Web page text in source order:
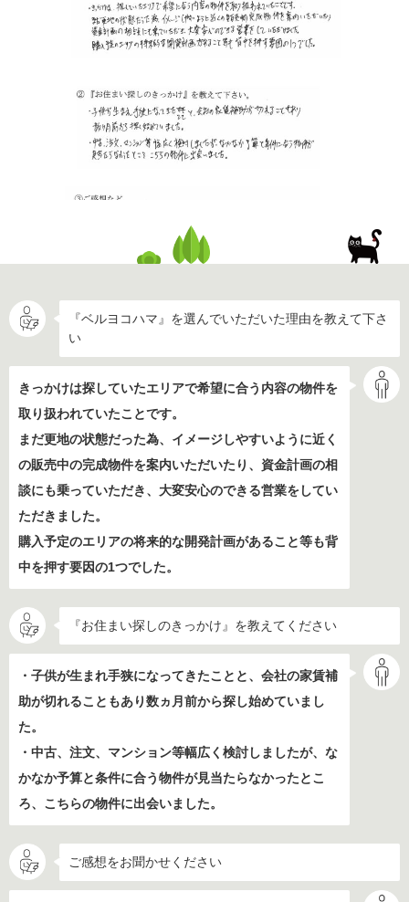
『ベルヨコハマ』を選んでいただいた理由を教えて下さ
い
きっかけは探していたエリアで希望に合う内容の物件を
取り扱われていたことです。
まだ更地の状態だった為、イメージしやすいように近く
の販売中の完成物件を案内いただいたり、資金計画の相
談にも乗っていただき、大変安心のできる営業をしてい
ただきました。
購入予定のエリアの将来的な開発計画があること等も背
中を押す要因の1つでした。
『お住まい探しのきっかけ』を教えてください
・子供が生まれ手狭になってきたことと、会社の家賃補
助が切れることもあり数ヵ月前から探し始めていまし
た。
・中古、注文、マンション等幅広く検討しましたが、な
かなか予算と条件に合う物件が見当たらなかったとこ
ろ、こちらの物件に出会いました。
ご感想をお聞かせください